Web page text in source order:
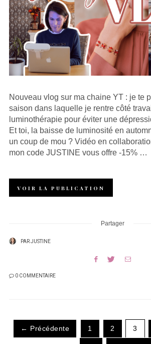
Nouveau vlog sur ma chaine YT : je te
saison dans laquelle je rentre côté
luminothérapie pour éviter une
Et toi, la baisse de luminosité en
un coup de mou ? Vidéo en
mon code JUSTINE vous offre -15% …
VOIR LA PUBLICATION
Partager
PARJUSTINE
0 COMMENTAIRE
← Précédente 1 2 3